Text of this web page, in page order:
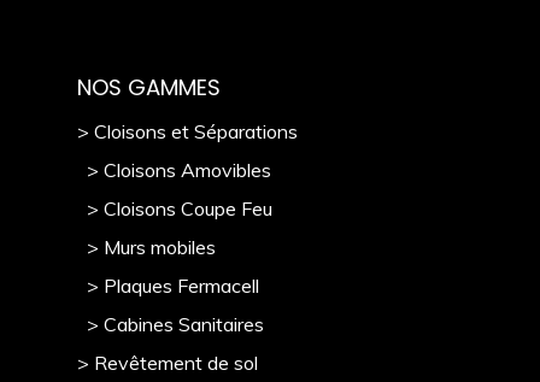
NOS GAMMES
> Cloisons et Séparations
> Cloisons Amovibles
> Cloisons Coupe Feu
> Murs mobiles
> Plaques Fermacell
> Cabines Sanitaires
> Revêtement de sol